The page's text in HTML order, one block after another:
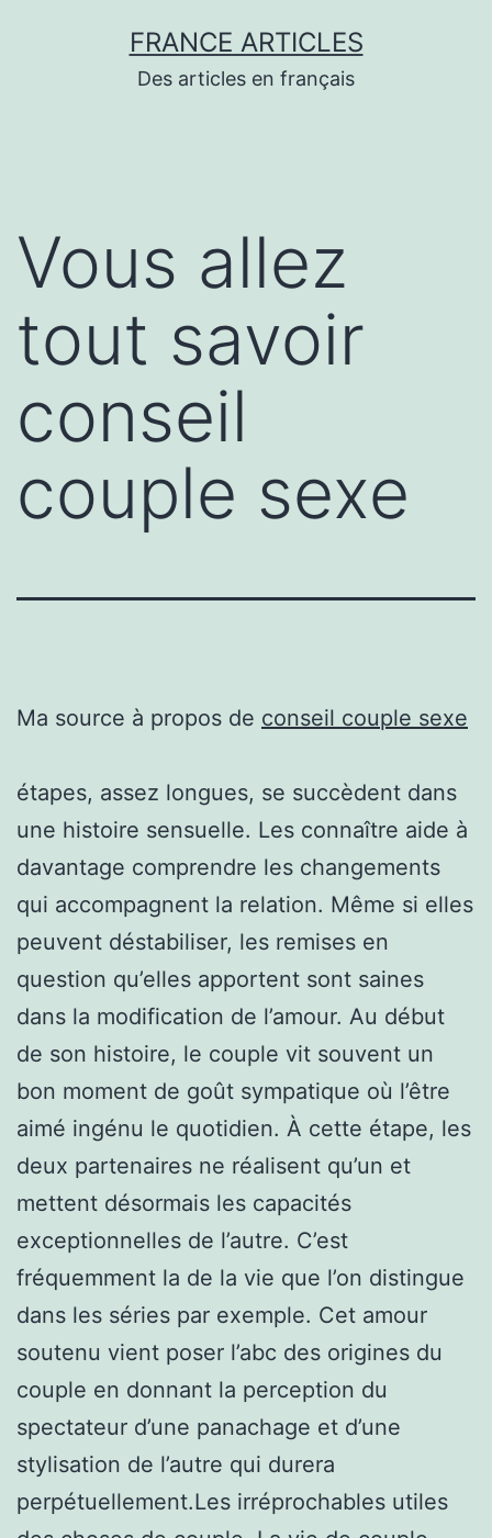
FRANCE ARTICLES
Des articles en français
Vous allez
tout savoir
conseil
couple sexe
Ma source à propos de conseil couple sexe
étapes, assez longues, se succèdent dans
une histoire sensuelle. Les connaître aide à
davantage comprendre les changements
qui accompagnent la relation. Même si elles
peuvent déstabiliser, les remises en
question qu’elles apportent sont saines
dans la modification de l’amour. Au début
de son histoire, le couple vit souvent un
bon moment de goût sympatique où l’être
aimé ingénu le quotidien. À cette étape, les
deux partenaires ne réalisent qu’un et
mettent désormais les capacités
exceptionnelles de l’autre. C’est
fréquemment la de la vie que l’on distingue
dans les séries par exemple. Cet amour
soutenu vient poser l’abc des origines du
couple en donnant la perception du
spectateur d’une panachage et d’une
stylisation de l’autre qui durera
perpétuellement.Les irréprochables utiles